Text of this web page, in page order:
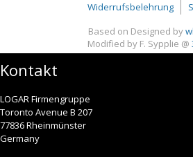
Widerrufsbelehrung
Based on Designed by
Modified by F. Sypplie @
Kontakt
LOGAR Firmengruppe
Toronto Avenue B 207
77836 Rheinmünster
Germany